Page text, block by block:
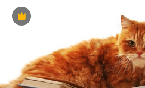
Премиум